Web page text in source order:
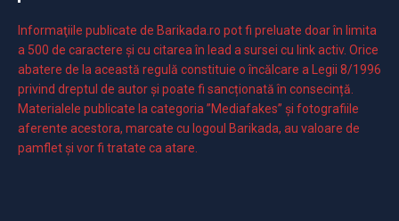
Informaţiile publicate de Barikada.ro pot fi preluate doar în limita
a 500 de caractere şi cu citarea în lead a sursei cu link activ. Orice
abatere de la această regulă constituie o încălcare a Legii 8/1996
privind dreptul de autor și poate fi sancționată în consecință.
Materialele publicate la categoria ”Mediafakes” și fotografiile
aferente acestora, marcate cu logoul Barikada, au valoare de
pamflet și vor fi tratate ca atare.